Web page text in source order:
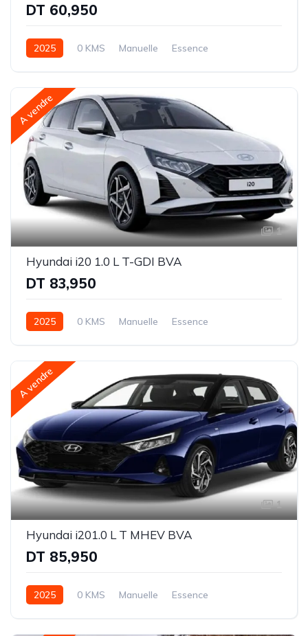
DT 60,950
2025 0 KMS Manuelle
Essence
A vendre
1
Hyundai i20 1.0 L T-GDI BVA
DT 83,950
2025 0 KMS Manuelle
Essence
A vendre
1
Hyundai i201.0 L T MHEV BVA
DT 85,950
2025 0 KMS Manuelle
Essence